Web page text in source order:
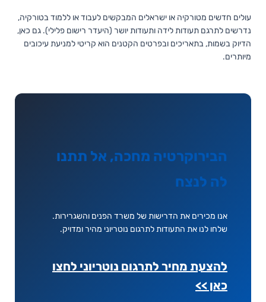
עולים חדשים מטורקיה או ישראלים המבקשים לעבוד או ללמוד בטורקיה,
נדרשים לתרגם תעודות לידה ותעודות יושר (היעדר רישום פלילי). גם כאן,
הדיוק בשמות, בתאריכים ובפרטים הקטנים הוא קריטי למניעת עיכובים
מיותרים.
הבירוקרטיה מחכה, אל תתנו
לה לנצח
אנו מכירים את הדרישות של משרד הפנים והשגרירות.
שלחו לנו את התעודות לתרגום נוטריוני מהיר ומדויק.
להצעת מחיר לתרגום נוטריוני לחצו
כאן >>